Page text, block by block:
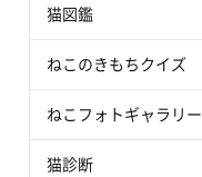
猫図鑑
ねこのきもちクイズ
ねこフォトギャラリー
猫診断